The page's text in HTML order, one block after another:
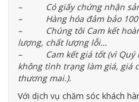
– Có giấy chứng nhận sản
– Hàng hóa đảm bảo
– Chúng tôi Cam kết hoàn
lượng, chất lượng lỗi…
– Cam kết giá tốt (vì Quý
không tình trạng làm giá, giá
thương mai.).
Với dịch vụ chăm sóc khách